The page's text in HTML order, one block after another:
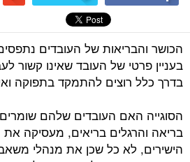
הכושר והבריאות של העובדים
בעניין פרטי של העובד שאינו קשור
בדרך כלל רוצים להתמקד בתפוקה
הסוגייה האם העובדים שלהם
בריאה והרגלים בריאים, מעסיקה
הישירים, לא כל שכן את מנהלי